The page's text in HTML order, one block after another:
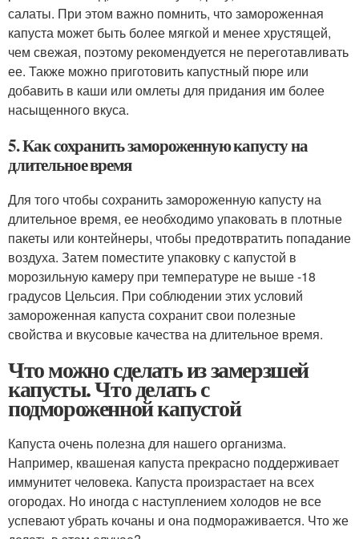
салаты. При этом важно помнить, что замороженная
капуста может быть более мягкой и менее хрустящей,
чем свежая, поэтому рекомендуется не переготавливать
ее. Также можно приготовить капустный пюре или
добавить в каши или омлеты для придания им более
насыщенного вкуса.
5. Как сохранить замороженную капусту на
длительное время
Для того чтобы сохранить замороженную капусту на
длительное время, ее необходимо упаковать в плотные
пакеты или контейнеры, чтобы предотвратить попадание
воздуха. Затем поместите упаковку с капустой в
морозильную камеру при температуре не выше -18
градусов Цельсия. При соблюдении этих условий
замороженная капуста сохранит свои полезные
свойства и вкусовые качества на длительное время.
Что можно сделать из замерзшей
капусты. Что делать с
подмороженной капустой
Капуста очень полезна для нашего организма.
Например, квашеная капуста прекрасно поддерживает
иммунитет человека. Капуста произрастает на всех
огородах. Но иногда с наступлением холодов не все
успевают убрать кочаны и она подмораживается. Что же